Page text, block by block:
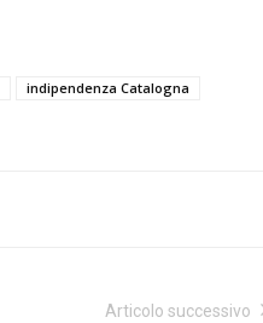
indipendenza Catalogna
Articolo successivo